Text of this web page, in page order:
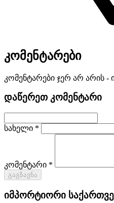
კომენტარები
კომენტარები ჯერ არ არის -
დაწერეთ კომენტარი
სახელი *
კომენტარი *
გაგზავნა
იმპორტიორი